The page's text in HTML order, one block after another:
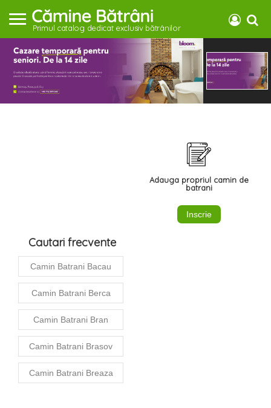
Primul catalog dedicat exclusiv bătrânilor
Cautari frecvente
Camin Batrani Bacau
Camin Batrani Berca
Camin Batrani Bran
Camin Batrani Brasov
Camin Batrani Breaza
Adauga propriul camin de
batrani
Inscrie